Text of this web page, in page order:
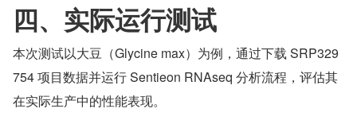
四、实际运行测试
本次测试以大豆（Glycine max）为例，通过下载 SRP329
754 项目数据并运行 Sentieon RNAseq 分析流程，评估其
在实际生产中的性能表现。